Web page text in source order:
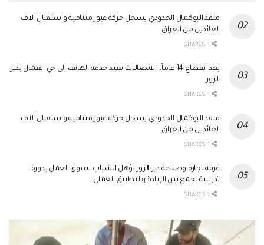
منفذ البوكمال الحدودي يسجل حركة عبور متنامية واستقبال آلاف
العائدين من العراق
بعد انقطاع 14 عاماً.. الاتصالات تعيد خدمة الهاتف إلى حي العمال بدير
الزور
منفذ البوكمال الحدودي يسجل حركة عبور متنامية واستقبال آلاف
العائدين من العراق
غرفة تجارة وصناعة دير الزور تؤهل الشباب لسوق العمل بدورة
تدريبية تجمع بين الريادة والتطبيق العملي